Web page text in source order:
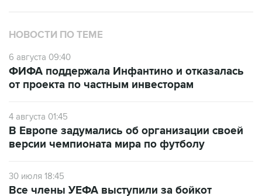
НОВОСТИ ПО ТЕМЕ
6 августа 09:40
ФИФА поддержала Инфантино и отказалась
от проекта по частным инвесторам
4 августа 01:45
В Европе задумались об организации своей
версии чемпионата мира по футболу
30 июля 18:45
Все члены УЕФА выступили за бойкот